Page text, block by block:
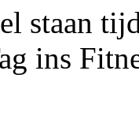
staan
ins